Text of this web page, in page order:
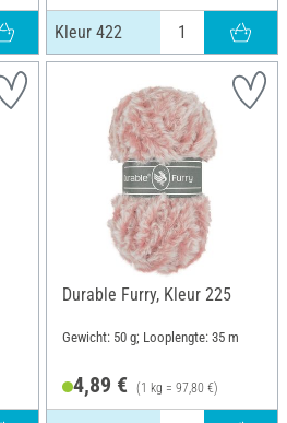
Kleur 422
Durable Furry, Kleur 225
Gewicht: 50 g; Looplengte: 35 m
4,89 € (1 kg = 97,80 €)